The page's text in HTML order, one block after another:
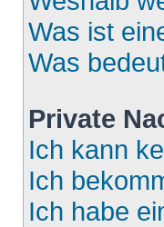
Was ist
Was
Private
Ich kann
Ich
Ich habe